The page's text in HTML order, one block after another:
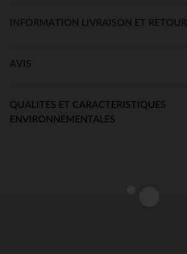
INFORMATION LIVRAISON ET RETOUR
AVIS
QUALITES ET CARACTERISTIQUES
ENVIRONNEMENTALES